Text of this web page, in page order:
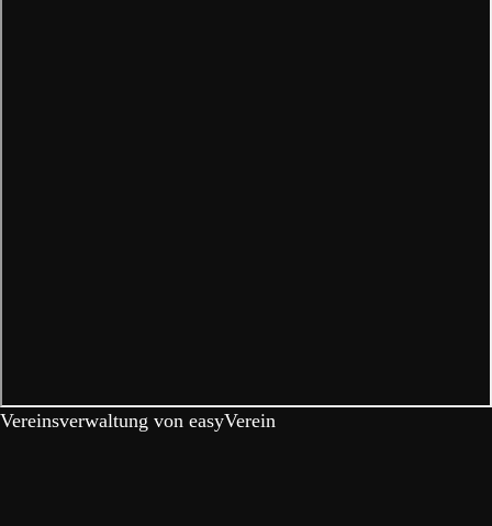
Vereinsverwaltung von easyVerein